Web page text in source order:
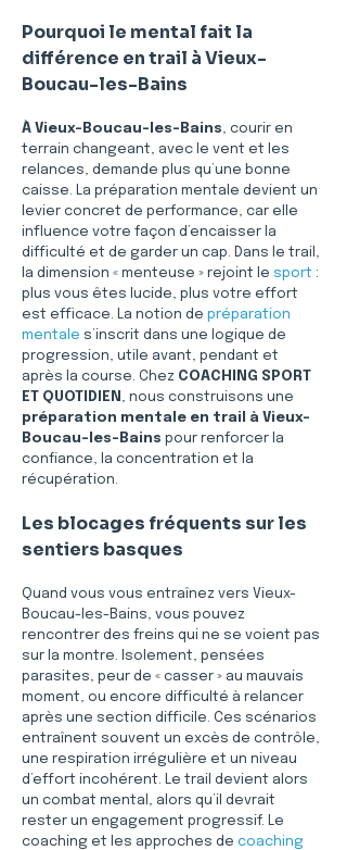
Pourquoi le mental fait la
différence en trail à Vieux-
Boucau-les-Bains
À Vieux-Boucau-les-Bains, courir en
terrain changeant, avec le vent et les
relances, demande plus qu’une bonne
caisse. La préparation mentale devient un
levier concret de performance, car elle
influence votre façon d’encaisser la
difficulté et de garder un cap. Dans le trail,
la dimension « menteuse » rejoint le sport :
plus vous êtes lucide, plus votre effort
est efficace. La notion de préparation
mentale s’inscrit dans une logique de
progression, utile avant, pendant et
après la course. Chez COACHING SPORT
ET QUOTIDIEN , nous construisons une
préparation mentale en trail à Vieux-
Boucau-les-Bains pour renforcer la
confiance, la concentration et la
récupération.
Les blocages fréquents sur les
sentiers basques
Quand vous vous entraînez vers Vieux-
Boucau-les-Bains, vous pouvez
rencontrer des freins qui ne se voient pas
sur la montre. Isolement, pensées
parasites, peur de « casser » au mauvais
moment, ou encore difficulté à relancer
après une section difficile. Ces scénarios
entraînent souvent un excès de contrôle,
une respiration irrégulière et un niveau
d’effort incohérent. Le trail devient alors
un combat mental, alors qu’il devrait
rester un engagement progressif. Le
coaching et les approches de coaching